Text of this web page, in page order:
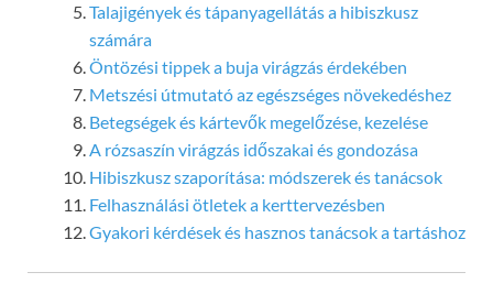
Talajigények és tápanyagellátás a hibiszkusz
számára
Öntözési tippek a buja virágzás érdekében
Metszési útmutató az egészséges növekedéshez
Betegségek és kártevők megelőzése, kezelése
A rózsaszín virágzás időszakai és gondozása
Hibiszkusz szaporítása: módszerek és tanácsok
Felhasználási ötletek a kerttervezésben
Gyakori kérdések és hasznos tanácsok a tartáshoz